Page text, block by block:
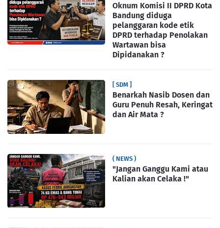
Oknum Komisi II DPRD Kota
Bandung diduga
pelanggaran kode etik
DPRD terhadap Penolakan
Wartawan bisa
Dipidanakan ?
[ SDM ]
Benarkah Nasib Dosen dan
Guru Penuh Resah, Keringat
dan Air Mata ?
( NEWS )
"Jangan Ganggu Kami atau
Kalian akan Celaka !"